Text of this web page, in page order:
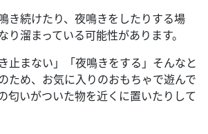
き続けたり、夜鳴きをしたりする場
り溜まっている可能性があります。
止まない」「夜鳴きをする」そんなと
ため、お気に入りのおもちゃで遊んで
匂いがついた物を近くに置いたりして